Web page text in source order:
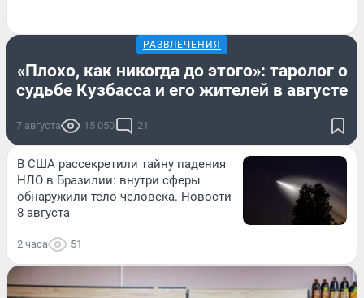
РАЗВЛЕЧЕНИЯ
«Плохо, как никогда до этого»: таролог о
судьбе Кузбасса и его жителей в августе
7 августа 15 050 21
В США рассекретили тайну падения
НЛО в Бразилии: внутри сферы
обнаружили тело человека. Новости
8 августа
2 часа 51